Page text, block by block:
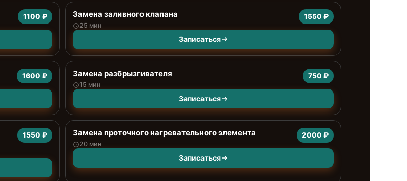
1100 ₽ Замена заливного клапана
25 мин
1550 ₽
Записаться
1600 ₽ Замена разбрызгивателя
15 мин
750 ₽
Записаться
1550 ₽ Замена проточного нагревательного элемента
20 мин
2000 ₽
Записаться